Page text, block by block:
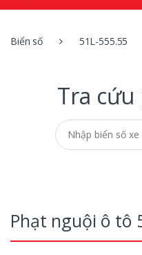
m
o
Biển số 51L-555.55
Tra
Tra cứu phạt
Phạt nguội ô tô